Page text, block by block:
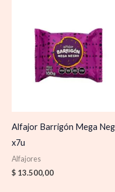
Alfajor Barrigón Mega
x7u
Alfajores
$ 13.500,00